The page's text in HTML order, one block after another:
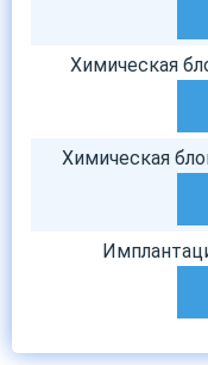
Химическая
Химическая